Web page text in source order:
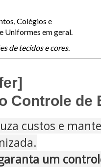
Colégios e
Uniformes em geral.
de tecidos e cores.
Controle de
custos e
um